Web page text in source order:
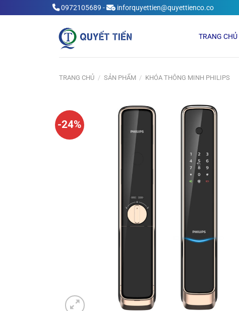
to
0972105689 - inforquyettien@quyettienco.co
TRANG CHỦ
TRANG CHỦ / SẢN PHẨM / KHÓA THÔNG MINH PHILIPS
-24%